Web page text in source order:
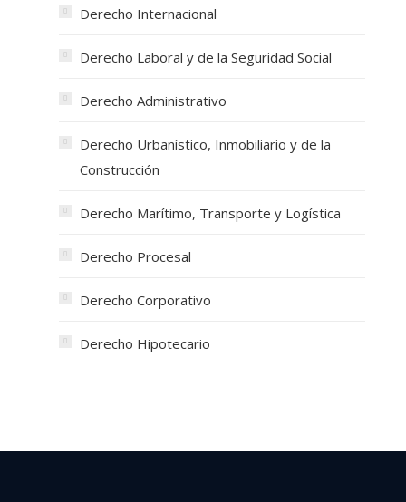
Derecho Internacional
Derecho Laboral y de la Seguridad Social
Derecho Administrativo
Derecho Urbanístico, Inmobiliario y de la
Construcción
Derecho Marítimo, Transporte y Logística
Derecho Procesal
Derecho Corporativo
Derecho Hipotecario